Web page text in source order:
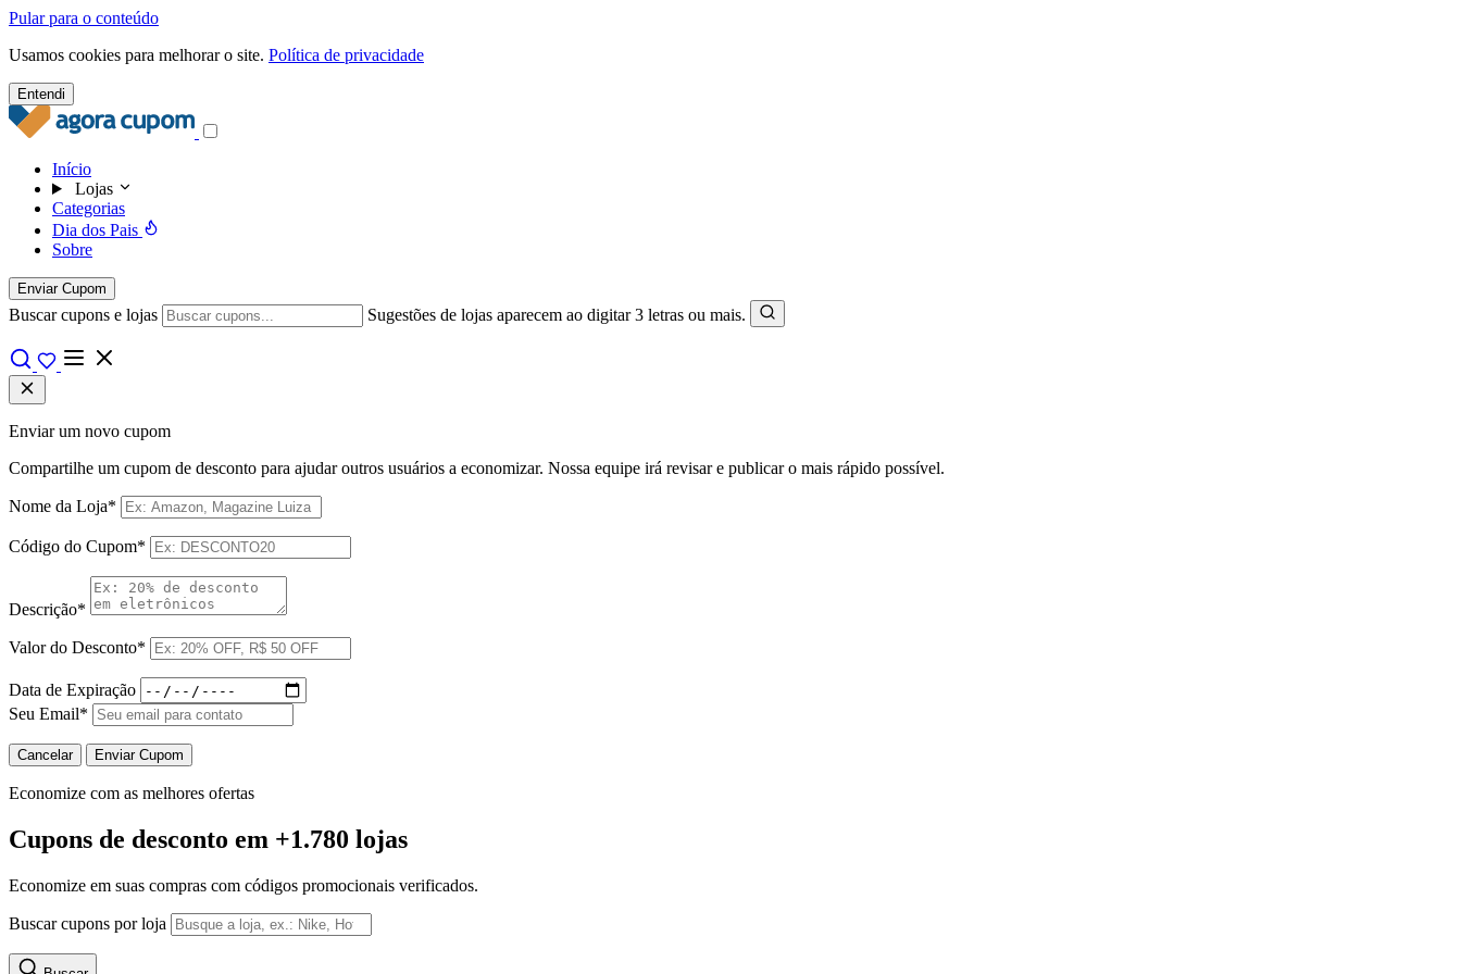
Pular para o conteúdo
Usamos cookies para melhorar o site. Política de privacidade
Entendi
Início
Lojas
Categorias
Dia dos Pais
Sobre
Enviar Cupom
Buscar cupons e lojas Sugestões de lojas aparecem ao digitar 3 letras ou mais.
Enviar um novo cupom
Compartilhe um cupom de desconto para ajudar outros usuários a economizar. Nossa equipe irá revisar e publicar o mais rápido possível.
Nome da Loja*
Código do Cupom*
Descrição*
Valor do Desconto*
Data de Expiração
Seu Email*
Cancelar Enviar Cupom
Economize com as melhores ofertas
Cupons de desconto em +1.780 lojas
Economize em suas compras com códigos promocionais verificados.
Buscar cupons por loja